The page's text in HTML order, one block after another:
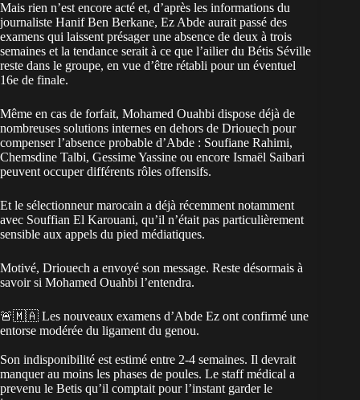
Mais rien n’est encore acté et, d’après les informations du
journaliste Hanif Ben Berkane, Ez Abde aurait passé des
examens qui laissent présager une absence de deux à trois
semaines et la tendance serait à ce que l’ailier du Bétis Séville
reste dans le groupe, en vue d’être rétabli pour un éventuel
16e de finale.
Même en cas de forfait, Mohamed Ouahbi dispose déjà de
nombreuses solutions internes en dehors de Driouech pour
compenser l’absence probable d’Abde : Soufiane Rahimi,
Chemsdine Talbi, Gessime Yassine ou encore Ismaël Saibari
peuvent occuper différents rôles offensifs.
Et le sélectionneur marocain a déjà récemment notamment
avec Souffian El Karouani, qu’il n’était pas particulièrement
sensible aux appels du pied médiatiques.
Motivé, Driouech a envoyé son message. Reste désormais à
savoir si Mohamed Ouahbi l’entendra.
🚨🇲🇦 Les nouveaux examens d’Abde Ez ont confirmé une
entorse modérée du ligament du genou.
Son indisponibilité est estimé entre 2-4 semaines. Il devrait
manquer au moins les phases de poules. Le staff médical a
prevenu le Betis qu’il comptait pour l’instant garder le